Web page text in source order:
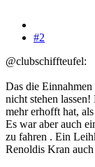
#2
@clubschiffteufel:
Das die
nicht stehen
mehr erhofft hat,
Es war aber auch
zu fahren . Ein
Renoldis Kran